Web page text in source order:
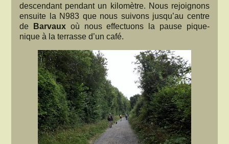
descendant pendant un kilomètre. Nous rejoignons
ensuite la N983 que nous suivons jusqu’au centre
de
Barvaux où nous effectuons la pause pique-
nique à la terrasse d’un café.